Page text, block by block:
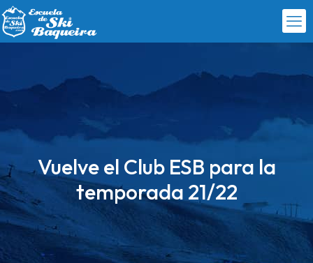
Vuelve el Club ESB para la
temporada 21/22